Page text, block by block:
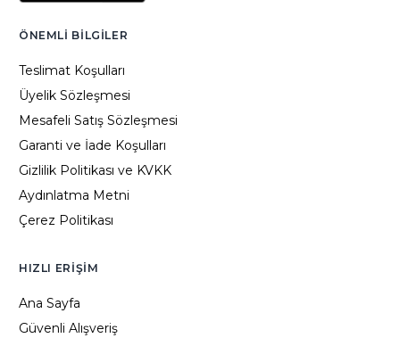
ÖNEMLI BILGILER
Teslimat Koşulları
Üyelik Sözleşmesi
Mesafeli Satış Sözleşmesi
Garanti ve İade Koşulları
Gizlilik Politikası ve KVKK
Aydınlatma Metni
Çerez Politikası
HIZLI ERIŞIM
Ana Sayfa
Güvenli Alışveriş